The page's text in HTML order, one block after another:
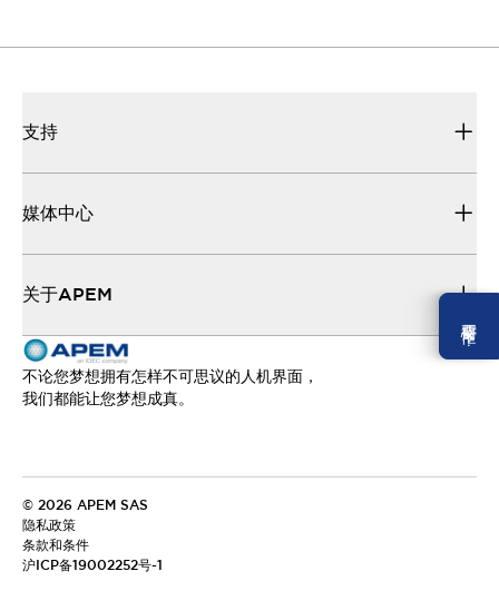
需要幫忙 ？
支持
媒体中心
关于APEM
不论您梦想拥有怎样不可思议的人机界面，
我们都能让您梦想成真。
© 2026 APEM SAS
隐私政策
条款和条件
沪ICP备19002252号-1